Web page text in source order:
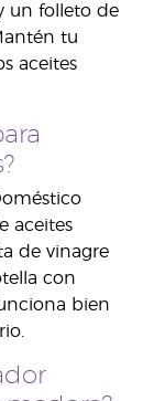
un folleto de
tu
aceites
aceites
de vinagre
con
bien